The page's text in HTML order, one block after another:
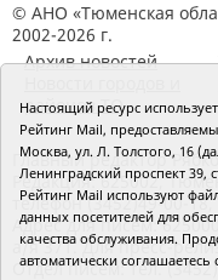
© АНО «Тюменская
2002-2026 г.
Архив новостей
районов ТО
Главный редактор
Редакция: 625002,
телефон (3452)49-00-18,
Адрес для писем:
а/я 371. Для пресс-
Отдел писем: тел.
Настоящий ресурс
Рейтинг Mail,
Москва, ул. Л. Толстого, 16
Ленинградский проспект 39,
Рейтинг Mail используют
данных посетителей для
качества обслуживания.
автоматически